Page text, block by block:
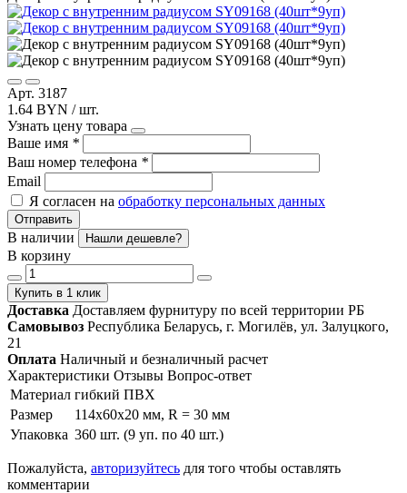
Арт. 3187
1.64 BYN / шт.
Узнать цену товара
Ваше имя *
Ваш номер телефона *
Email
Я согласен на обработку персональных данных
Отправить
В наличии Нашли дешевле?
В корзину
Купить в 1 клик
Доставка Доставляем фурнитуру по всей территории РБ
Самовывоз Республика Беларусь, г. Могилёв, ул. Залуцкого,
21
Оплата Наличный и безналичный расчет
Характеристики Отзывы Вопрос-ответ
Материал гибкий ПВХ
Размер
114х60х20 мм, R = 30 мм
Упаковка 360 шт. (9 уп. по 40 шт.)
Пожалуйста, авторизуйтесь для того чтобы оставлять
комментарии